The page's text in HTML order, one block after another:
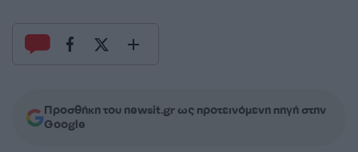
Προσθήκη του newsit.gr ως προτεινόμενη πηγή στην
Google